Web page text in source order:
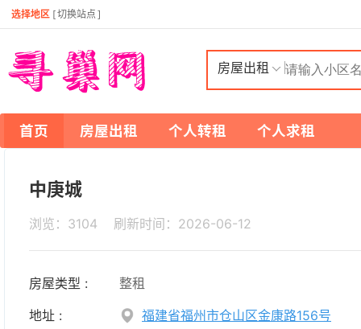
选择地区 [切换站点 ]
房屋出租
首页 房屋出租 个人转租 个人求租
中庚城
浏览：3104 刷新时间： 2026-06-12
房屋类型 :
整租
地址 :
福建省福州市仓山区金康路156号